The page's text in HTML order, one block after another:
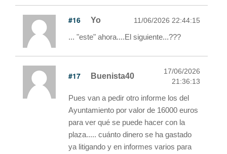
#16 Yo 11/06/2026 22:44:15
... "este" ahora....El siguiente...???
#17 Buenista40
17/06/2026
21:36:13
Pues van a pedir otro informe los del
Ayuntamiento por valor de 16000 euros
para ver qué se puede hacer con la
plaza..... cuánto dinero se ha gastado
ya litigando y en informes varios para